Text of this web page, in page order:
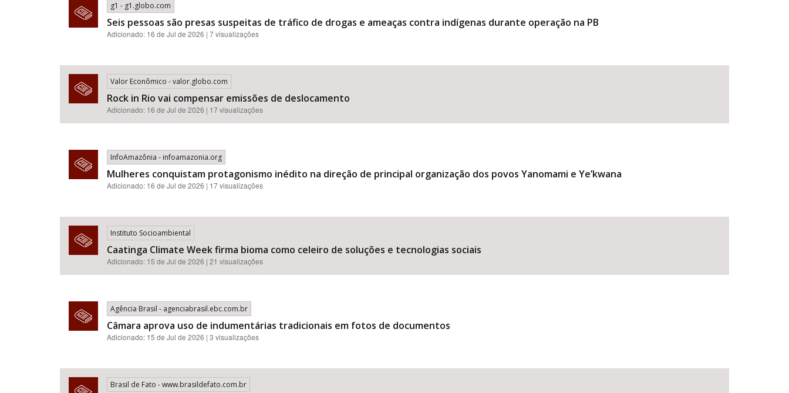
g1 - g1.globo.com
Seis pessoas são presas suspeitas de tráfico de drogas e ameaças contra indígenas durante operação na PB
Adicionado: 16 de Jul de 2026 | 7 visualizações
Valor Econômico - valor.globo.com
Rock in Rio vai compensar emissões de deslocamento
Adicionado: 16 de Jul de 2026 | 17 visualizações
InfoAmazônia - infoamazonia.org
Mulheres conquistam protagonismo inédito na direção de principal organização dos povos Yanomami e Ye’kwana
Adicionado: 16 de Jul de 2026 | 17 visualizações
Instituto Socioambiental
Caatinga Climate Week firma bioma como celeiro de soluções e tecnologias sociais
Adicionado: 15 de Jul de 2026 | 21 visualizações
Agência Brasil - agenciabrasil.ebc.com.br
Câmara aprova uso de indumentárias tradicionais em fotos de documentos
Adicionado: 15 de Jul de 2026 | 3 visualizações
Brasil de Fato - www.brasildefato.com.br